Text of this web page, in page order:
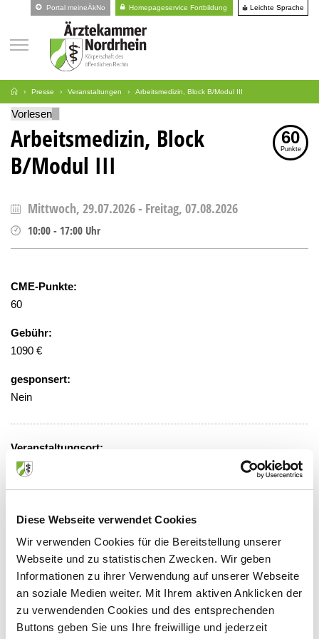
Diese Webseite verwendet Cookies
Wir verwenden Cookies für die Bereitstellung unserer
Webseite und zu statistischen Zwecken. Wir geben
Informationen zu ihrer Verwendung auf unserer Webseite
an soziale Medien weiter. Mit Ihrem aktiven Anklicken der
zu verwendenden Cookies und des entsprechenden
Buttons geben Sie uns Ihre freiwillige und jederzeit
Portal meineÄkNo Homepageservice Fortbildung Leichte Sprache
Presse Veranstaltungen Arbeitsmedizin, Block B/Modul III
Vorlesen
Arbeitsmedizin, Block
B/Modul III
60
Punkte
Mittwoch, 29.07.2026- Freitag, 07.08.2026
10:00 - 17:00 Uhr
CME-Punkte:
60
Gebühr:
1090 €
gesponsert:
Nein
Veranstaltungsort:
Haus der Ärzteschaft
Anbieter:
Ärztliche Akademie für medizinische Fort- und
Ansprechpartner: